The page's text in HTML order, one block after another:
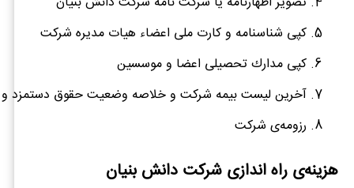
کپی شناسنامه وکارت ملی اعضاء هیات مدیره شرکت
کپی مداركتحصیلی اعضا وموسسین
آخرینلیستبیمه شرکت وخلاصه وضعیتحقوق دستمزد و
رزومه‌ی شرکت
هزینه‌ی راه اندازی شرکت دانش بنیان